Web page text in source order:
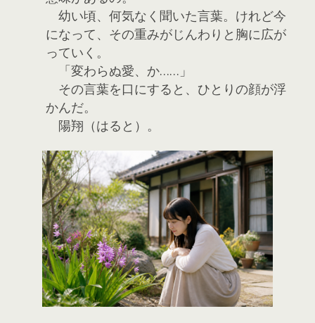
幼い頃、何気なく聞いた言葉。けれど今
になって、その重みがじんわりと胸に広が
っていく。
「変わらぬ愛、か……」
その言葉を口にすると、ひとりの顔が浮
かんだ。
陽翔（はると）。